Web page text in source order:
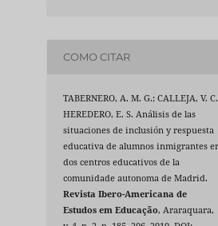
COMO CITAR
TABERNERO, A. M. G.; CALLEJA, V.
HEREDERO, E. S. Análisis de las
situaciones de inclusión y respuesta
educativa de alumnos inmigrantes
dos centros educativos de la
comunidade autonoma de Madrid.
Revista Ibero-Americana de
Estudos em Educação, Araraquara,